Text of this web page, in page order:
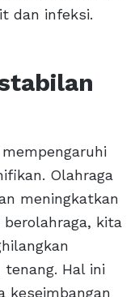
dan infeksi.
Olahraga
meningkatkan
kita
tenang. Hal ini
keseimbangan